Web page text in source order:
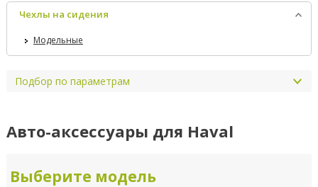
Чехлы на сидения
Модельные
Подбор по параметрам
Авто-аксессуары для Haval
Выберите модель